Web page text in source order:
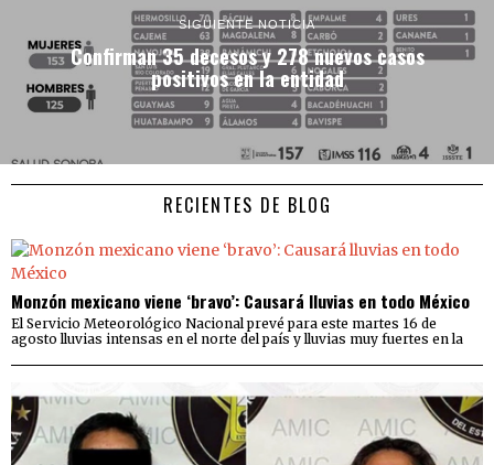
SIGUIENTE NOTICIA
Confirman 35 decesos y 278 nuevos casos
positivos en la entidad
RECIENTES DE BLOG
Monzón mexicano viene ‘bravo’: Causará lluvias en todo México
El Servicio Meteorológico Nacional prevé para este martes 16 de
agosto lluvias intensas en el norte del país y lluvias muy fuertes en la